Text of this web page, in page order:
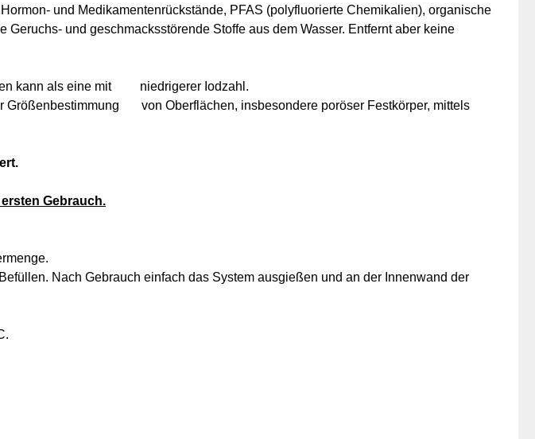
und Medikamentenrückstände, PFAS (polyfluorierte Chemikalien), organische
und geschmacksstörende Stoffe aus dem Wasser. Entfernt aber keine
kann als eine mit niedrigerer Iodzahl.
Größenbestimmung von Oberflächen, insbesondere poröser Festkörper, mittels
Gebrauch.
Nach Gebrauch einfach das System ausgießen und an der Innenwand der